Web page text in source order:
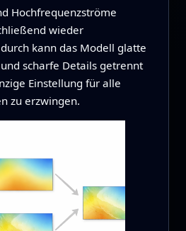
Hochfrequenzströme
wieder
kann das Modell glatte
scharfe Details getrennt
Einstellung für alle
zu erzwingen.